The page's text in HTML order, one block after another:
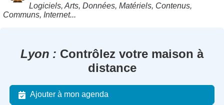
Logiciels, Arts, Données, Matériels, Contenus,
Communs, Internet...
Lyon
Contrôlez votre maison à
distance
Ajouter à mon agenda